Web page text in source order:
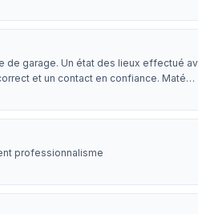
de garage. Un état des lieux effectué
et un contact en confiance. Maté…
professionnalisme